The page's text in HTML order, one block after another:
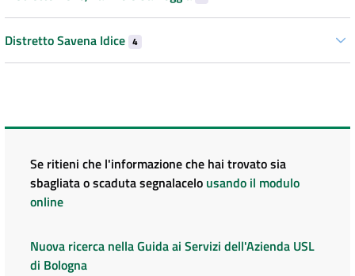
Distretto Savena Idice 4
Se ritieni che l'informazione che hai trovato sia
sbagliata o scaduta segnalacelo usando il modulo
online
Nuova ricerca nella Guida ai Servizi dell'Azienda USL
di Bologna